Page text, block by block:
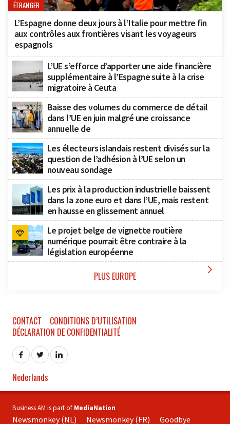
ÉTRANGER
L’Espagne donne deux jours à l’Italie pour mettre fin
aux contrôles aux frontières visant les voyageurs
espagnols
L’UE s’efforce d’apporter une aide financière
supplémentaire à l’Espagne suite à la crise
migratoire à Ceuta
Baisse des volumes du commerce de détail
dans l’UE en juin malgré une croissance
annuelle de
Les électeurs islandais restent divisés sur la
question de l’adhésion à l’UE selon un
nouveau sondage
Les prix à la production industrielle baissent
dans la zone euro et dans l’UE, mais restent
en hausse en glissement annuel
Le projet belge de vignette routière
numérique pourrait être contraire à la
législation européenne
PLUS EUROPE 
CONTACT
CONDITIONS D’UTILISATION
DÉCLARATION DE CONFIDENTIALITÉ
Nederlands
Business AM is part of MediaNation
Newsmonkey (NL) Newsmonkey (FR) Goodbye